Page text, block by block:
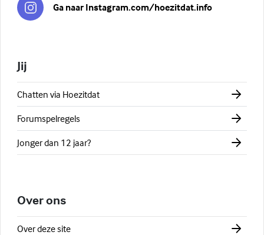
Ga naar Instagram.com/hoezitdat.info
Jij
Chatten via Hoezitdat
Forumspelregels
Jonger dan 12 jaar?
Over ons
Over deze site